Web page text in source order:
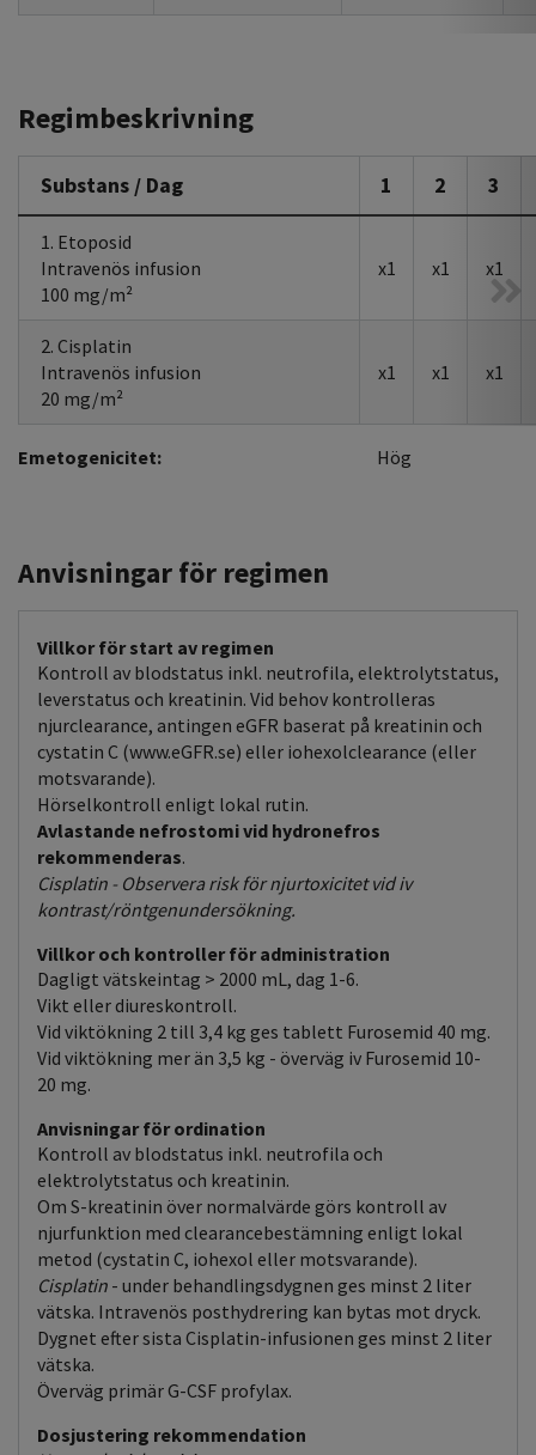
Regimbeskrivning
Substans / Dag 1 2 3
1. Etoposid
Intravenös infusion
100 mg/m²
x1 x1 x1
2. Cisplatin
Intravenös infusion
20 mg/m²
x1 x1 x1
Emetogenicitet: Hög
Anvisningar för regimen
Villkor för start av regimen
Kontroll av blodstatus inkl. neutrofila, elektrolytstatus,
leverstatus och kreatinin. Vid behov kontrolleras
njurclearance, antingen eGFR baserat på kreatinin och
cystatin C (www.eGFR.se) eller iohexolclearance (eller
motsvarande).
Hörselkontroll enligt lokal rutin.
Avlastande nefrostomi vid hydronefros
rekommenderas.
Cisplatin - Observera risk för njurtoxicitet vid iv
kontrast/röntgenundersökning.
Villkor och kontroller för administration
Dagligt vätskeintag > 2000 mL, dag 1-6.
Vikt eller diureskontroll.
Vid viktökning 2 till 3,4 kg ges tablett Furosemid 40 mg.
Vid viktökning mer än 3,5 kg - överväg iv Furosemid 10-
20 mg.
Anvisningar för ordination
Kontroll av blodstatus inkl. neutrofila och
elektrolytstatus och kreatinin.
Om S-kreatinin över normalvärde görs kontroll av
njurfunktion med clearancebestämning enligt lokal
metod (cystatin C, iohexol eller motsvarande).
Cisplatin - under behandlingsdygnen ges minst 2 liter
vätska. Intravenös posthydrering kan bytas mot dryck.
Dygnet efter sista Cisplatin-infusionen ges minst 2 liter
vätska.
Överväg primär G-CSF profylax.
Dosjustering rekommendation